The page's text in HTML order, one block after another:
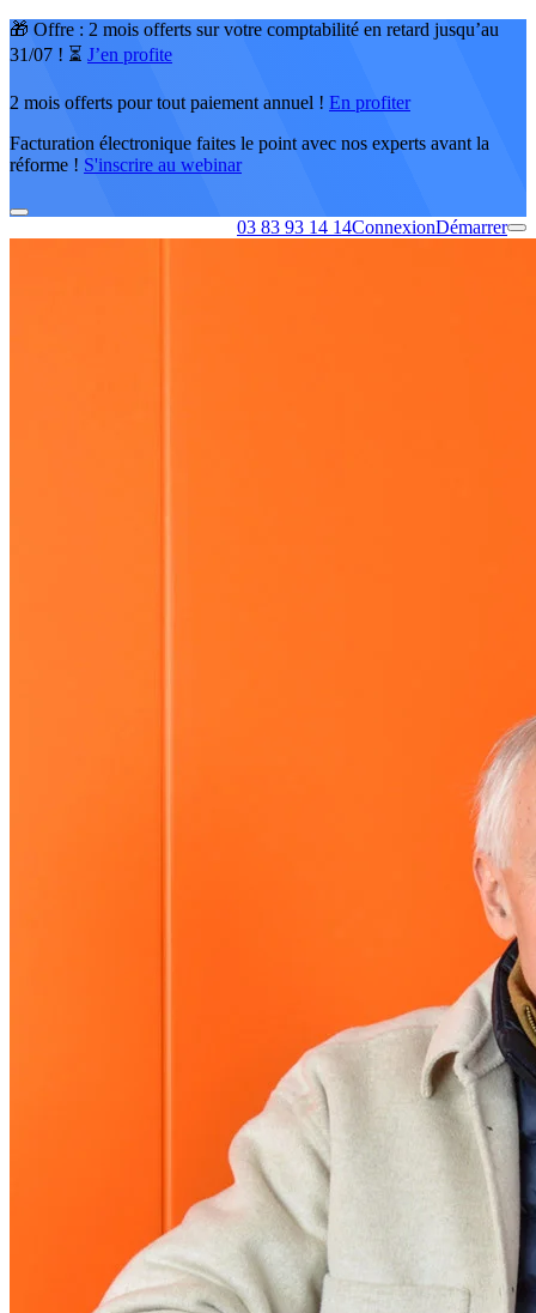
🎁 Offre : 2 mois offerts sur votre comptabilité en retard jusqu’au
31/07 ! ⏳ J’en profite
2 mois offerts pour tout paiement annuel ! En profiter
Facturation électronique faites le point avec nos experts avant la
réforme ! S'inscrire au webinar
03 83 93 14 14ConnexionDémarrer